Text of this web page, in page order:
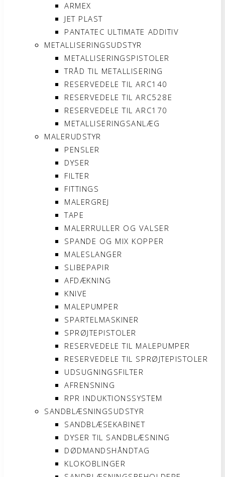
ARMEX
JET PLAST
PANTATEC ULTIMATE ADDITIV
METALLISERINGSUDSTYR
METALLISERINGSPISTOLER
TRÅD TIL METALLISERING
RESERVEDELE TIL ARC140
RESERVEDELE TIL ARC528E
RESERVEDELE TIL ARC170
METALLISERINGSANLÆG
MALERUDSTYR
PENSLER
DYSER
FILTER
FITTINGS
MALERGREJ
TAPE
MALERRULLER OG VALSER
SPANDE OG MIX KOPPER
MALESLANGER
SLIBEPAPIR
AFDÆKNING
KNIVE
MALEPUMPER
SPARTELMASKINER
SPRØJTEPISTOLER
RESERVEDELE TIL MALEPUMPER
RESERVEDELE TIL SPRØJTEPISTOLER
UDSUGNINGSFILTER
AFRENSNING
RPR INDUKTIONSSYSTEM
SANDBLÆSNINGSUDSTYR
SANDBLÆSEKABINET
DYSER TIL SANDBLÆSNING
DØDMANDSHÅNDTAG
KLOKOBLINGER